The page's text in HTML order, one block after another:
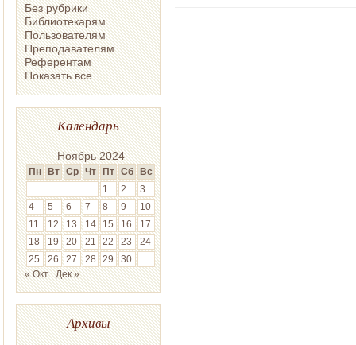
Без рубрики
Библиотекарям
Пользователям
Преподавателям
Референтам
Показать все
Календарь
Ноябрь 2024
Пн Вт Ср Чт Пт Сб Вс
1
2
3
4
5 6 7 8 9
10
11
12 13 14 15 16
17
18
19 20 21 22 23
24
25
26 27 28 29
30
« Окт
Дек »
Архивы